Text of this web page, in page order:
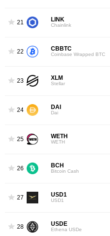
21 LINK
Chainlink
22 CBBTC
Coinbase Wrapped BTC
23 XLM
Stellar
24 DAI
Dai
25 WETH
WETH
26 BCH
Bitcoin Cash
27 USD1
USD1
28 USDE
Ethena USDe